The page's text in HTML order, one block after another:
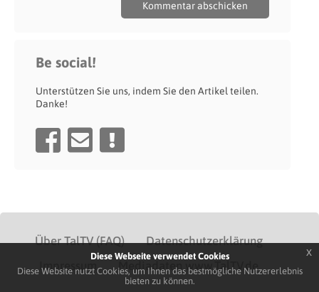
Be social!
Unterstützen Sie uns, indem Sie den Artikel teilen.
Danke!
Über TalTV (FAQ)
Datenschutzerklärung
Impressum
Mediadaten www.TalTV.de
Diese Webseite verwendet Cookies
Diese Website nutzt Cookies, um Ihnen das bestmögliche Nutzererlebnis
bieten zu können.
x